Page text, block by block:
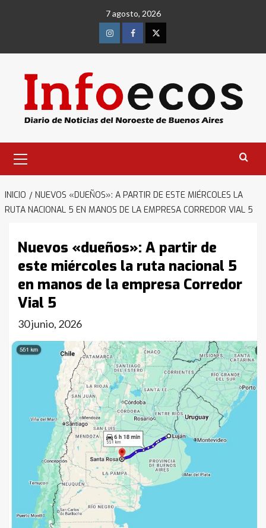
7 agosto, 2026
InstagramFacebookTwitter
primario
INICIO
NUEVOS «DUEÑOS»: A PARTIR DE ESTE MIÉRCOLES LA
RUTA NACIONAL 5 EN MANOS DE LA EMPRESA CORREDOR VIAL 5
Nuevos «dueños»: A partir de
este miércoles la ruta nacional 5
en manos de la empresa Corredor
Vial 5
30 junio, 2026